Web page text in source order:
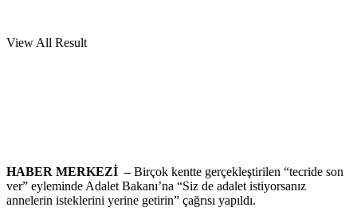
View All Result
HABER MERKEZİ –Birçok kentte gerçekleştirilen “tecride son
ver” eyleminde Adalet Bakanı’na “Siz de adalet istiyorsanız
annelerin isteklerini yerine getirin” çağrısı yapıldı.